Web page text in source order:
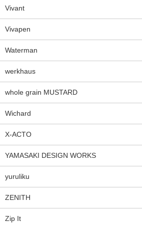
Vivant
Vivapen
Waterman
werkhaus
whole grain MUSTARD
Wichard
X-ACTO
YAMASAKI DESIGN WORKS
yuruliku
ZENITH
Zip It